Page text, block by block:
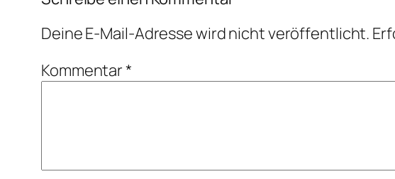
Deine E-Mail-Adresse wird nicht veröffentlicht.
Kommentar*